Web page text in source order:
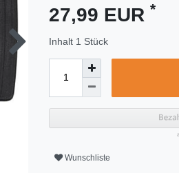
27,99 EUR *
Inhalt 1 Stück
Wunschliste